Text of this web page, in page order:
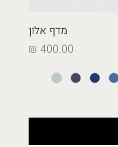
מדף אלון
מחיר